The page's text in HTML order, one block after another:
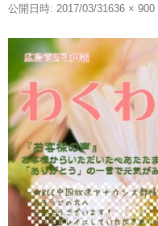
公開日時: 2017/03/31636 × 900